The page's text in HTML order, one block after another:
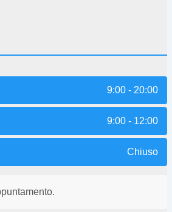
9:00 - 20:00
9:00 - 12:00
Chiuso